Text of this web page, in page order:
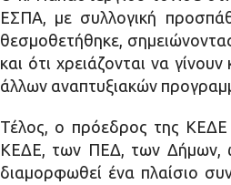
ΕΣΠΑ, με συλλογική
θεσμοθετήθηκε,
και ότι χρειάζονται να
άλλων αναπτυξιακών
Τέλος, ο πρόεδρος της ΚΕΔΕ
ΚΕΔΕ, των ΠΕΔ, των Δήμων,
διαμορφωθεί ένα πλαίσιο